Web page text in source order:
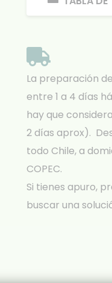
La preparación
entre 1 a 4 días
hay que
2 días aprox).
todo Chile, a
COPEC.
Si tienes apuro,
buscar una